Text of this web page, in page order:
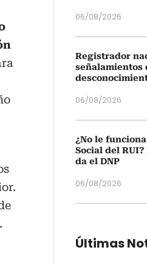
06/08/2026
Registrador
señalamientos
06/08/2026
¿No le
Social del
da el DNP
06/08/2026
Últimas